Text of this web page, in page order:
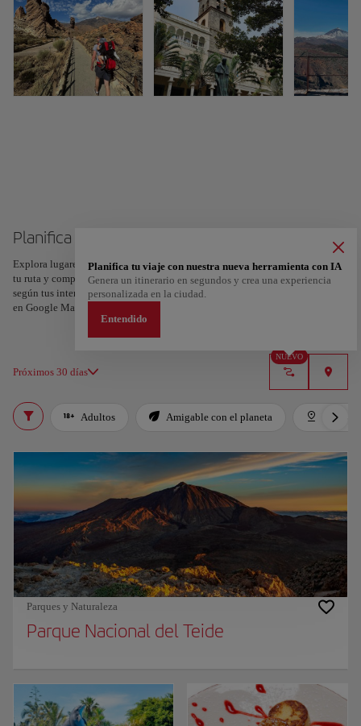
Planifica tu viaje a Tenerife
Explora lugares, experiencias y marca con el corazón tus favoritos para crear
tu ruta y compartirla. ¿Quieres más ideas? Obtén un itinerario personalizado
según tus intereses y la duración de tu viaje: en sólo dos pasos y descargable
en Google Maps.
Próximos 30 días
NUEVO
Planifica tu viaje con nuestra nueva herramienta con IA
Genera un itinerario en segundos y crea una experiencia
personalizada en la ciudad.
Entendido
Adultos Amigable con el planeta
Parques y Naturaleza
Parque Nacional del Teide